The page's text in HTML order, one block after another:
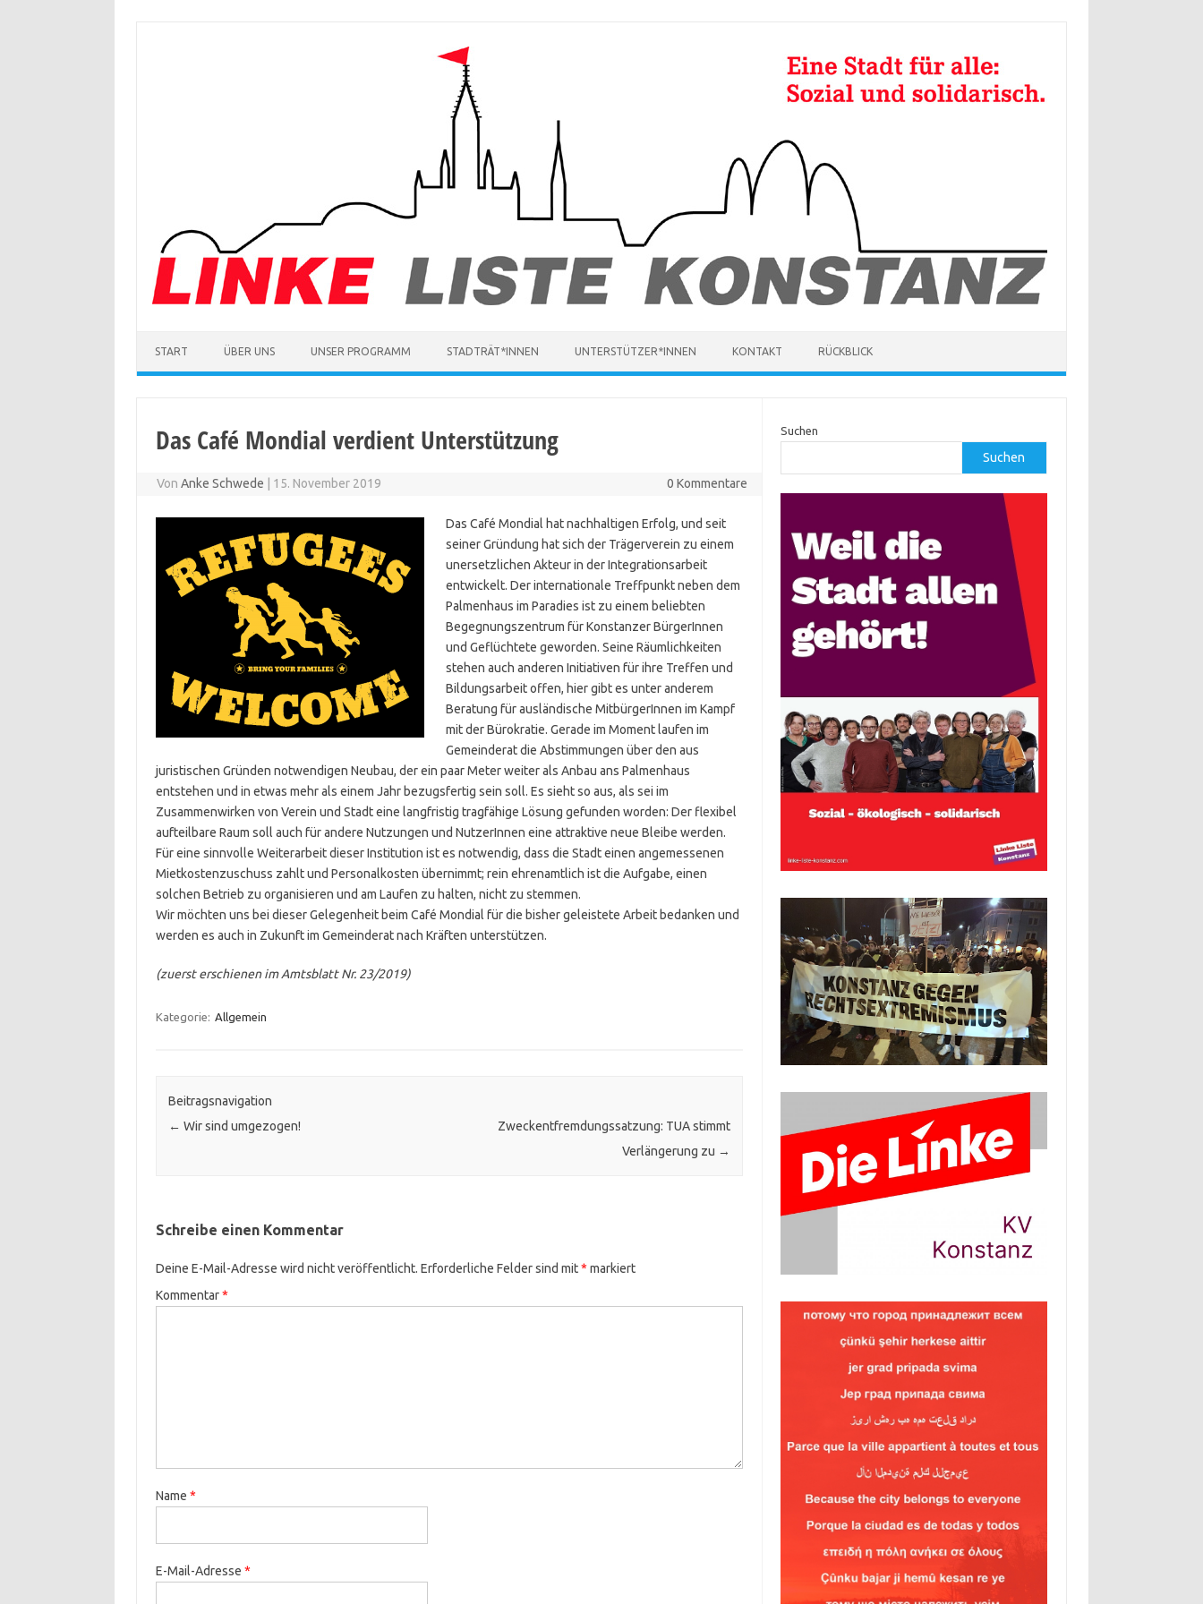
START ÜBER UNS UNSER PROGRAMM STADTRÄT*INNEN UNTERSTÜTZER*INNEN KONTAKT RÜCKBLICK
Das Café Mondial verdient Unterstützung
VonAnke Schwede 15. November 2019 0 Kommentare
Das Café Mondial hat nachhaltigen Erfolg, und seit
seiner Gründung hat sich der Trägerverein zu einem
unersetzlichen Akteur in der Integrationsarbeit
entwickelt. Der internationale Treffpunkt neben dem
Palmenhaus im Paradies ist zu einem beliebten
Begegnungszentrum für Konstanzer BürgerInnen
und Geflüchtete geworden. Seine Räumlichkeiten
stehen auch anderen Initiativen für ihre Treffen und
Bildungsarbeit offen, hier gibt es unter anderem
Beratung für ausländische MitbürgerInnen im Kampf
mit der Bürokratie. Gerade im Moment laufen im
Gemeinderat die Abstimmungen über den aus
juristischen Gründen notwendigen Neubau, der ein paar Meter weiter als Anbau ans Palmenhaus
entstehen und in etwas mehr als einem Jahr bezugsfertig sein soll. Es sieht so aus, als sei im
Zusammenwirken von Verein und Stadt eine langfristig tragfähige Lösung gefunden worden: Der flexibel
aufteilbare Raum soll auch für andere Nutzungen und NutzerInnen eine attraktive neue Bleibe werden.
Für eine sinnvolle Weiterarbeit dieser Institution ist es notwendig, dass die Stadt einen angemessenen
Mietkostenzuschuss zahlt und Personalkosten übernimmt; rein ehrenamtlich ist die Aufgabe, einen
solchen Betrieb zu organisieren und am Laufen zu halten, nicht zu stemmen.
Wir möchten uns bei dieser Gelegenheit beim Café Mondial für die bisher geleistete Arbeit bedanken und
werden es auch in Zukunft im Gemeinderat nach Kräften unterstützen.
(zuerst erschienen im Amtsblatt Nr. 23/2019)
Kategorie: Allgemein
Beitragsnavigation
← Wir sind umgezogen!
Zweckentfremdungssatzung: TUA stimmt
Verlängerung zu →
Schreibe einen Kommentar
Deine E-Mail-Adresse wird nicht veröffentlicht. Erforderliche Felder sind mit* markiert
Kommentar*
Name *
E-Mail-Adresse *
Suchen
Suchen